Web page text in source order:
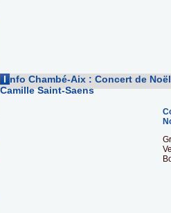
I nfo Chambé-Aix : Concert de
Camille Saint-Saens